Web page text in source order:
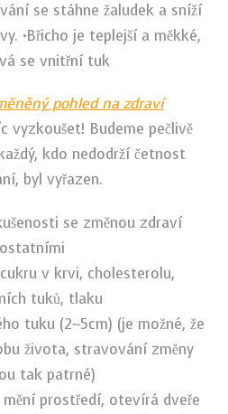
se stáhne žaludek a sníží
•Břicho je teplejší a měkké,
se vnitřní tuk
pohled na zdraví
vyzkoušet! Budeme pečlivě
kdo nedodrží četnost
byl vyřazen.
se změnou zdraví
cukru v krvi, cholesterolu,
tuků, tlaku
tuku (2~5cm) (je možné, že
života, stravování změny
tak patrné)
prostředí, otevírá dveře